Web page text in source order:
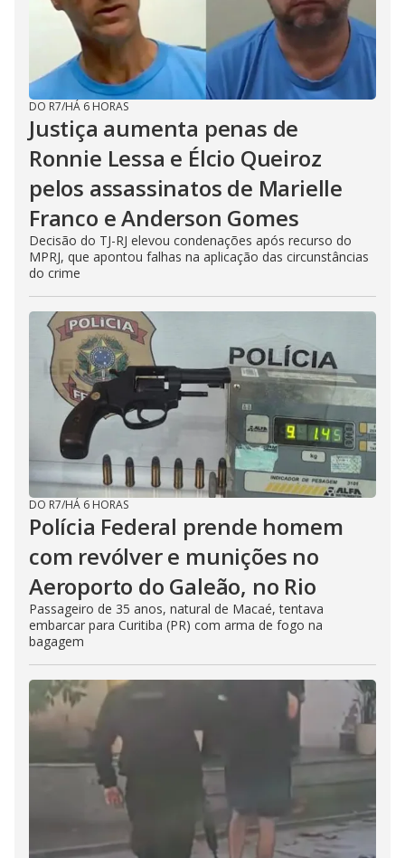
DO R7/HÁ 6 HORAS
Justiça aumenta penas de
Ronnie Lessa e Élcio Queiroz
pelos assassinatos de Marielle
Franco e Anderson Gomes
Decisão do TJ-RJ elevou condenações após recurso do
MPRJ, que apontou falhas na aplicação das circunstâncias
do crime
DO R7/HÁ 6 HORAS
Polícia Federal prende homem
com revólver e munições no
Aeroporto do Galeão, no Rio
Passageiro de 35 anos, natural de Macaé, tentava
embarcar para Curitiba (PR) com arma de fogo na
bagagem